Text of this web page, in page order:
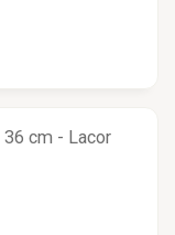
36 cm - Lacor